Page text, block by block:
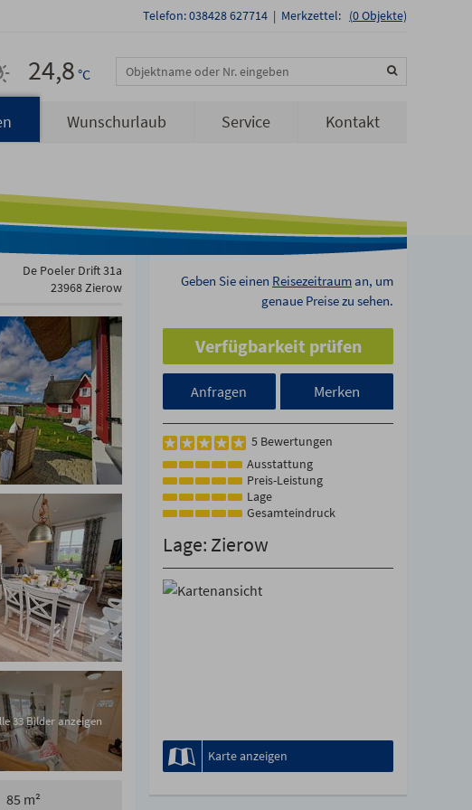
Merkzettel: (0Objekte)
Telefon: 038428 627714 |
24,8 °C
Wunschurlaub Service Kontakt
Objektname oder Nr. eingeben
De Poeler Drift 31a
23968 Zierow
33 Bilder anzeigen
85 m²
Geben Sie einen Reisezeitrauman, um
genaue Preise zu sehen.
Verfügbarkeit prüfen
Anfragen Merken
5 Bewertungen
Ausstattung
Preis-Leistung
Lage
Gesamteindruck
Lage: Zierow
Karte anzeigen